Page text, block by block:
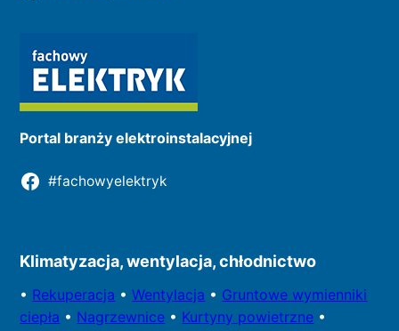
Portal branży elektroinstalacyjnej
#fachowyelektryk
Klimatyzacja, wentylacja, chłodnictwo
• Rekuperacja •Wentylacja • Gruntowe wymienniki
ciepła • Nagrzewnice • Kurtyny powietrzne •